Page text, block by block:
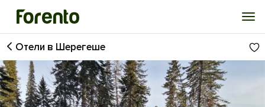
Войти
Избранное
Отели в Шерегеше